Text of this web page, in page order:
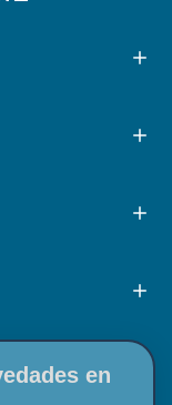
en